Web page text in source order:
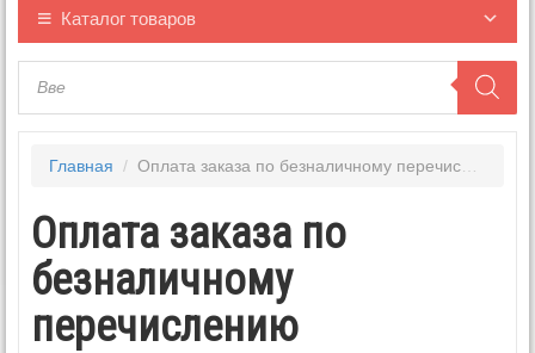
Каталог товаров
Главная / Оплата заказа по безналичному перечислению
Оплата заказа по
безналичному
перечислению